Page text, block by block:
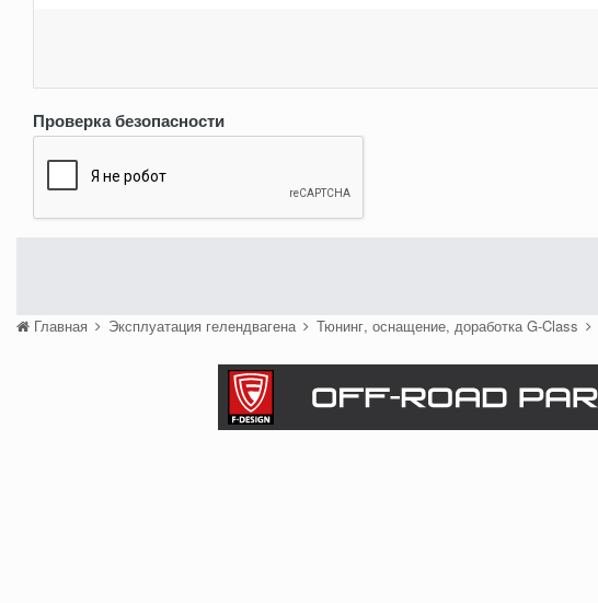
Проверка безопасности
Главная Эксплуатация гелендвагена Тюнинг, оснащение, доработка G-Class